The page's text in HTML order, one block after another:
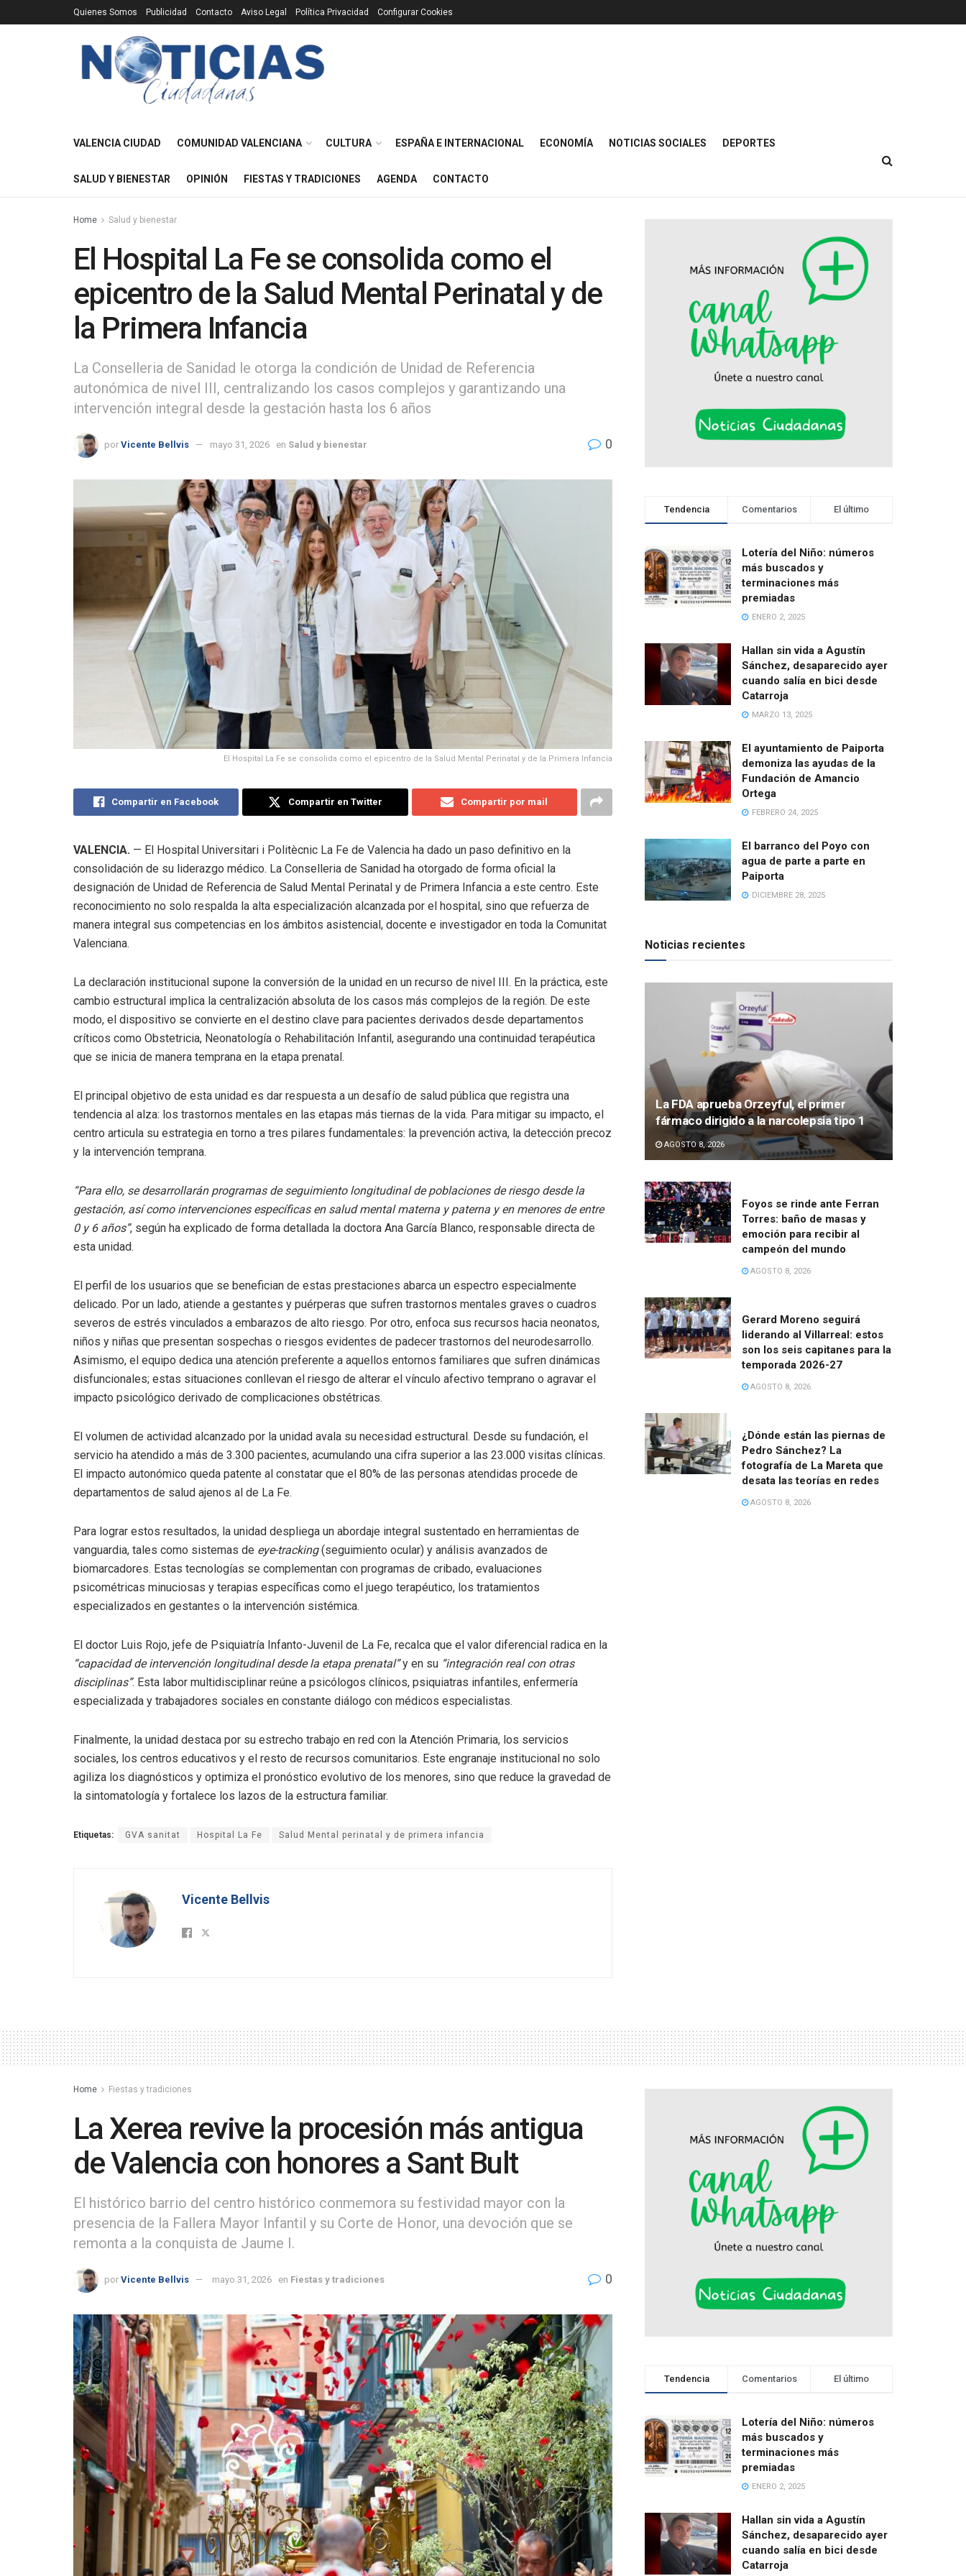
Quienes Somos Publicidad Contacto Aviso Legal Política Privacidad Configurar Cookies
VALENCIA CIUDAD COMUNIDAD VALENCIANA CULTURA ESPAÑA E INTERNACIONAL ECONOMÍA NOTICIAS SOCIALES DEPORTES
SALUD Y BIENESTAR OPINIÓN FIESTAS Y TRADICIONES AGENDA CONTACTO
Home Salud y bienestar
El Hospital La Fe se consolida como el
epicentro de la Salud Mental Perinatal y de
la Primera Infancia
La Conselleria de Sanidad le otorga la condición de Unidad de Referencia
autonómica de nivel III, centralizando los casos complejos y garantizando una
intervención integral desde la gestación hasta los 6 años
por Vicente Bellvis mayo 31, 2026 en Salud y bienestar 0
El Hospital La Fe se consolida como el epicentro de la Salud Mental Perinatal y de la Primera Infancia
Compartir en Facebook Compartir en Twitter Compartir por mail
VALENCIA. — El Hospital Universitari i Politècnic La Fe de Valencia ha dado un paso definitivo en la
consolidación de su liderazgo médico. La Conselleria de Sanidad ha otorgado de forma oficial la
designación de Unidad de Referencia de Salud Mental Perinatal y de Primera Infancia a este centro. Este
reconocimiento no solo respalda la alta especialización alcanzada por el hospital, sino que refuerza de
manera integral sus competencias en los ámbitos asistencial, docente e investigador en toda la Comunitat
Valenciana.
La declaración institucional supone la conversión de la unidad en un recurso de nivel III. En la práctica, este
cambio estructural implica la centralización absoluta de los casos más complejos de la región. De este
modo, el dispositivo se convierte en el destino clave para pacientes derivados desde departamentos
críticos como Obstetricia, Neonatología o Rehabilitación Infantil, asegurando una continuidad terapéutica
que se inicia de manera temprana en la etapa prenatal.
El principal objetivo de esta unidad es dar respuesta a un desafío de salud pública que registra una
tendencia al alza: los trastornos mentales en las etapas más tiernas de la vida. Para mitigar su impacto, el
centro articula su estrategia en torno a tres pilares fundamentales: la prevención activa, la detección precoz
y la intervención temprana.
“Para ello, se desarrollarán programas de seguimiento longitudinal de poblaciones de riesgo desde la
gestación, así como intervenciones específicas en salud mental materna y paterna y en menores de entre
0 y 6 años”, según ha explicado de forma detallada la doctora Ana García Blanco, responsable directa de
esta unidad.
El perfil de los usuarios que se benefician de estas prestaciones abarca un espectro especialmente
delicado. Por un lado, atiende a gestantes y puérperas que sufren trastornos mentales graves o cuadros
severos de estrés vinculados a embarazos de alto riesgo. Por otro, enfoca sus recursos hacia neonatos,
niños y niñas que presentan sospechas o riesgos evidentes de padecer trastornos del neurodesarrollo.
Asimismo, el equipo dedica una atención preferente a aquellos entornos familiares que sufren dinámicas
disfuncionales; estas situaciones conllevan el riesgo de alterar el vínculo afectivo temprano o agravar el
impacto psicológico derivado de complicaciones obstétricas.
El volumen de actividad alcanzado por la unidad avala su necesidad estructural. Desde su fundación, el
servicio ha atendido a más de 3.300 pacientes, acumulando una cifra superior a las 23.000 visitas clínicas.
El impacto autonómico queda patente al constatar que el 80% de las personas atendidas procede de
departamentos de salud ajenos al de La Fe.
Para lograr estos resultados, la unidad despliega un abordaje integral sustentado en herramientas de
vanguardia, tales como sistemas de eye-tracking(seguimiento ocular) y análisis avanzados de
biomarcadores. Estas tecnologías se complementan con programas de cribado, evaluaciones
psicométricas minuciosas y terapias específicas como el juego terapéutico, los tratamientos
especializados en gestantes o la intervención sistémica.
El doctor Luis Rojo, jefe de Psiquiatría Infanto-Juvenil de La Fe, recalca que el valor diferencial radica en la
“capacidad de intervención longitudinal desde la etapa prenatal”y en su “integración real con otras
disciplinas”. Esta labor multidisciplinar reúne a psicólogos clínicos, psiquiatras infantiles, enfermería
especializada y trabajadores sociales en constante diálogo con médicos especialistas.
Finalmente, la unidad destaca por su estrecho trabajo en red con la Atención Primaria, los servicios
sociales, los centros educativos y el resto de recursos comunitarios. Este engranaje institucional no solo
agiliza los diagnósticos y optimiza el pronóstico evolutivo de los menores, sino que reduce la gravedad de
la sintomatología y fortalece los lazos de la estructura familiar.
Etiquetas: GVA sanitat Hospital La Fe Salud Mental perinatal y de primera infancia
Vicente Bellvis
Tendencia Comentarios El último
Lotería del Niño: números
más buscados y
terminaciones más
premiadas
ENERO 2, 2025
Hallan sin vida a Agustín
Sánchez, desaparecido ayer
cuando salía en bici desde
Catarroja
MARZO 13, 2025
El ayuntamiento de Paiporta
demoniza las ayudas de la
Fundación de Amancio
Ortega
FEBRERO 24, 2025
El barranco del Poyo con
agua de parte a parte en
Paiporta
DICIEMBRE 28, 2025
Noticias recientes
La FDA aprueba Orzeyful, el primer
fármaco dirigido a la narcolepsia tipo 1
AGOSTO 8, 2026
Foyos se rinde ante Ferran
Torres: baño de masas y
emoción para recibir al
campeón del mundo
AGOSTO 8, 2026
Gerard Moreno seguirá
liderando al Villarreal: estos
son los seis capitanes para la
temporada 2026-27
AGOSTO 8, 2026
¿Dónde están las piernas de
Pedro Sánchez? La
fotografía de La Mareta que
desata las teorías en redes
AGOSTO 8, 2026
Home Fiestas y tradiciones
La Xerea revive la procesión más antigua
de Valencia con honores a Sant Bult
El histórico barrio del centro histórico conmemora su festividad mayor con la
presencia de la Fallera Mayor Infantil y su Corte de Honor, una devoción que se
remonta a la conquista de Jaume I.
por Vicente Bellvis mayo 31, 2026 en Fiestas y tradiciones 0
Tendencia Comentarios El último
Lotería del Niño: números
más buscados y
terminaciones más
premiadas
ENERO 2, 2025
Hallan sin vida a Agustín
Sánchez, desaparecido ayer
cuando salía en bici desde
Catarroja